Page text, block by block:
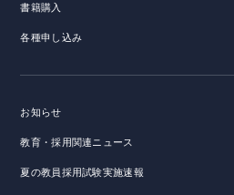
書籍購入
各種申し込み
お知らせ
教育・採用関連ニュース
夏の教員採用試験実施速報